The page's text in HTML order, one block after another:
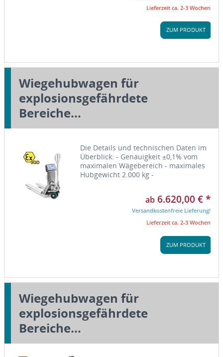
Lieferzeit ca. 2-3 Wochen
ZUM PRODUKT
Wiegehubwagen für
explosionsgefährdete
Bereiche...
Die Details und technischen Daten im
Überblick: - Genauigkeit ±0,1% vom
maximalen Wägebereich - maximales
Hubgewicht 2.000 kg -
Kalibrierung über PC oder Tastatur...
ab 6.620,00 € *
Versandkostenfreie Lieferung!
Lieferzeit ca. 2-3 Wochen
ZUM PRODUKT
Wiegehubwagen für
explosionsgefährdete
Bereiche...